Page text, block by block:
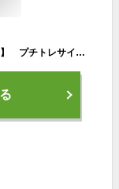
コンパクトなフィットネスバイク 【アルインコ】 プチトレサイクル AFB2017R ペダル 漕ぎ トレーニング 筋トレ 運動 健康